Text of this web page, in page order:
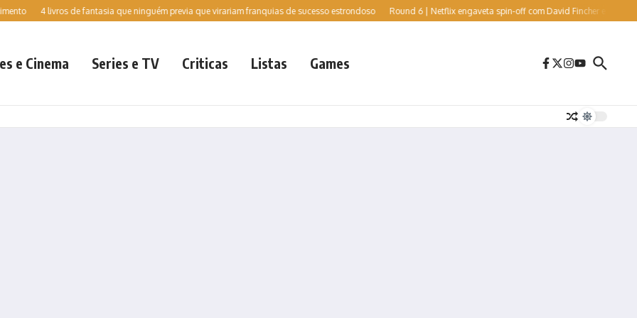
4 livros de fantasia que ninguém previa que virariam franquias de sucesso estrondoso Round 6 | Netflix engaveta spin-off com David Fincher e Cate
e Cinema Series e TV Criticas Listas Games